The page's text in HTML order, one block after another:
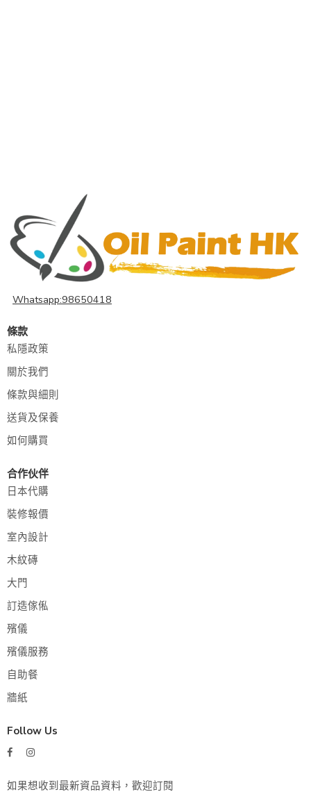
Whatsapp:98650418
條款
私隱政策
關於我們
條款與細則
送貨及保養
如何購買
合作伙伴
日本代購
裝修報價
室內設計
木紋磚
大門
訂造傢俬
殯儀
殯儀服務
自助餐
牆紙
Follow Us
如果想收到最新資品資料，歡迎訂閱